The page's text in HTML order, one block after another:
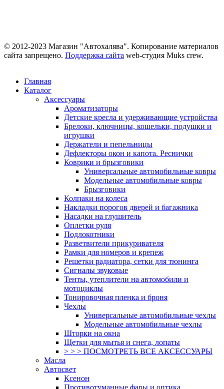
© 2012-2023 Магазин "Автохалява". Копирование материалов
сайта запрещено. Поддержка сайта web-студия Muks crew.
Главная
Каталог
Аксессуары
Ароматизаторы
Детские кресла и удерживающие устройства
Брелоки, ключницы, кошельки, подушки и
игрушки
Держатели и пепельницы
Дефлекторы окон и капота. Реснички
Коврики и брызговики
Универсальные автомобильные ковры
Модельные автомобильные ковры
Брызговики
Колпаки на колеса
Накладки порогов дверей и багажника
Насадки на глушитель
Оплетки руля
Подлокотники
Разветвители прикуривателя
Рамки для номеров и крепеж
Решетки радиатора, сетки для тюнинга
Сигналы звуковые
Тенты, утеплители на автомобили и
мотоциклы
Тонировочная пленка и броня
Чехлы
Универсальные автомобильные чехлы
Модельные автомобильные чехлы
Шторки на окна
Щетки для мытья и снега, лопаты
> > > ПОСМОТРЕТЬ ВСЕ АКСЕССУАРЫ
Масла
Автосвет
Ксенон
Противотуманные фары и оптика